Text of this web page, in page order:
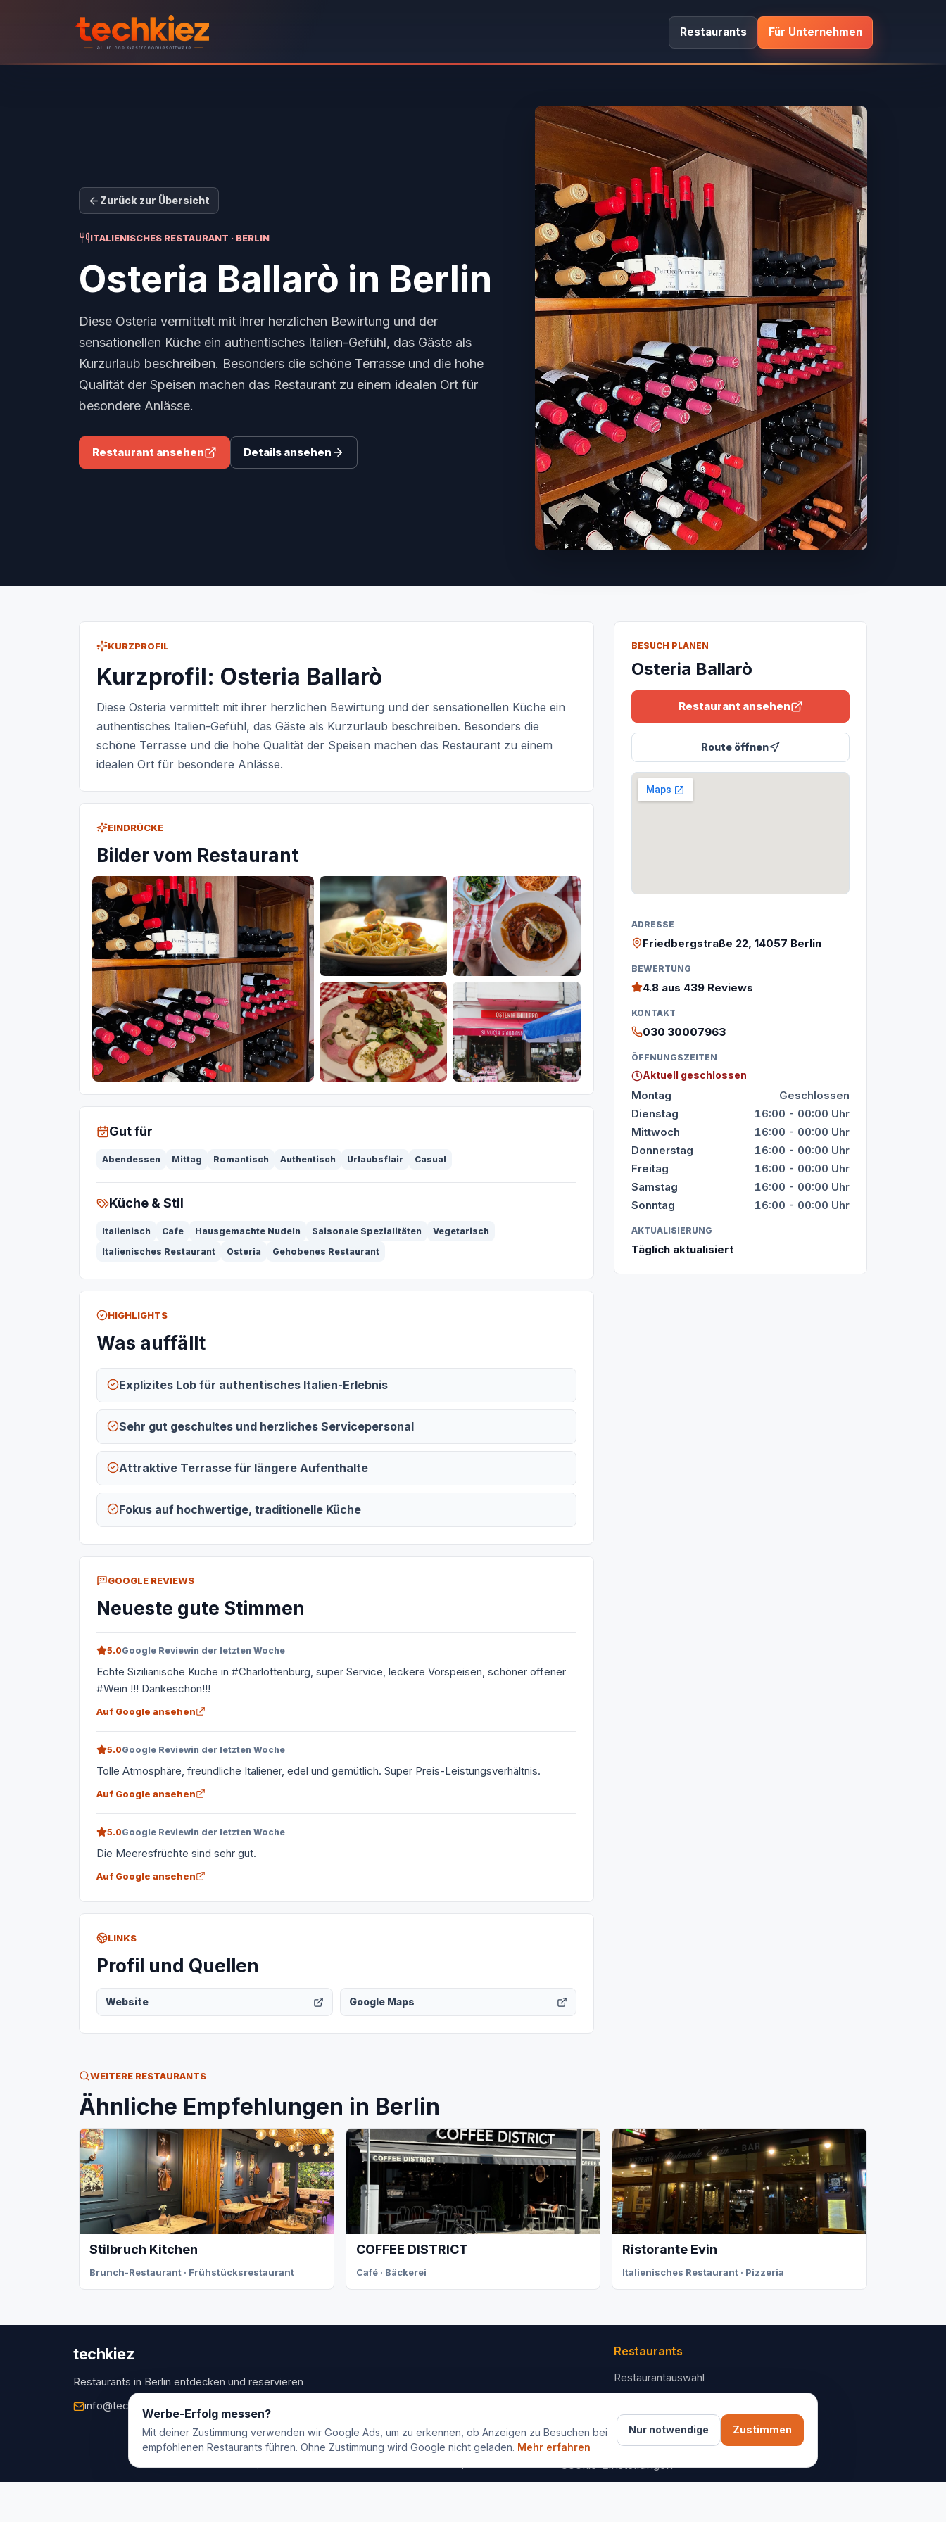
Restaurants Für Unternehmen
Zurück zur Übersicht
ITALIENISCHES RESTAURANT · BERLIN
Osteria Ballarò in Berlin
Diese Osteria vermittelt mit ihrer herzlichen Bewirtung und der
sensationellen Küche ein authentisches Italien-Gefühl, das Gäste als
Kurzurlaub beschreiben. Besonders die schöne Terrasse und die hohe
Qualität der Speisen machen das Restaurant zu einem idealen Ort für
besondere Anlässe.
Restaurant ansehen Details ansehen
KURZPROFIL
Kurzprofil: Osteria Ballarò
Diese Osteria vermittelt mit ihrer herzlichen Bewirtung und der sensationellen Küche ein
authentisches Italien-Gefühl, das Gäste als Kurzurlaub beschreiben. Besonders die
schöne Terrasse und die hohe Qualität der Speisen machen das Restaurant zu einem
idealen Ort für besondere Anlässe.
EINDRÜCKE
Bilder vom Restaurant
Gut für
Abendessen Mittag Romantisch Authentisch Urlaubsflair Casual
Küche & Stil
Italienisch Cafe Hausgemachte Nudeln Saisonale Spezialitäten
Vegetarisch
Italienisches Restaurant
Osteria Gehobenes Restaurant
HIGHLIGHTS
Was auffällt
Explizites Lob für authentisches Italien-Erlebnis
Sehr gut geschultes und herzliches Servicepersonal
Attraktive Terrasse für längere Aufenthalte
Fokus auf hochwertige, traditionelle Küche
GOOGLE REVIEWS
Neueste gute Stimmen
5.0Google Reviewin der letzten Woche
Echte Sizilianische Küche in #Charlottenburg, super Service, leckere Vorspeisen, schöner offener
#Wein !!! Dankeschön!!!
Auf Google ansehen
5.0Google Reviewin der letzten Woche
Tolle Atmosphäre, freundliche Italiener, edel und gemütlich. Super Preis-Leistungsverhältnis.
Auf Google ansehen
5.0Google Reviewin der letzten Woche
Die Meeresfrüchte sind sehr gut.
Auf Google ansehen
LINKS
Profil und Quellen
Website Google Maps
BESUCH PLANEN
Osteria Ballarò
Restaurant ansehen
Route öffnen
ADRESSE
Friedbergstraße 22, 14057 Berlin
BEWERTUNG
4.8 aus 439 Reviews
KONTAKT
030 30007963
ÖFFNUNGSZEITEN
Aktuell geschlossen
Montag
Geschlossen
Dienstag
16:00 - 00:00 Uhr
Mittwoch
16:00 - 00:00 Uhr
Donnerstag
16:00 - 00:00 Uhr
Freitag
16:00 - 00:00 Uhr
Samstag
16:00 - 00:00 Uhr
Sonntag
16:00 - 00:00 Uhr
AKTUALISIERUNG
Täglich aktualisiert
WEITERE RESTAURANTS
Ähnliche Empfehlungen in Berlin
Stilbruch Kitchen
Brunch-Restaurant · Frühstücksrestaurant
COFFEE DISTRICT
Café · Bäckerei
Ristorante Evin
Italienisches Restaurant · Pizzeria
techkiez
Restaurants in Berlin entdecken und reservieren
info@techkiez.de
Berlin, Deutschland
Restaurants
Restaurantauswahl
Kontakt
Cookie-Einstellungen
Werbe-Erfolg messen?
Mit deiner Zustimmung verwenden wir Google Ads, um zu erkennen, ob Anzeigen zu Besuchen bei
empfohlenen Restaurants führen. Ohne Zustimmung wird Google nicht geladen. Mehr erfahren
Nur notwendige Zustimmen